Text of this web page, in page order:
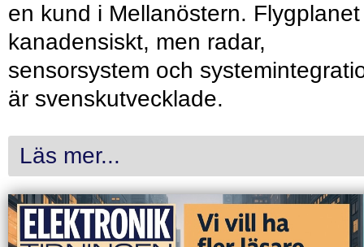
en kund i Mellanöstern.
kanadensiskt, men radar,
sensorsystem och
är svenskutvecklade.
Läs mer...